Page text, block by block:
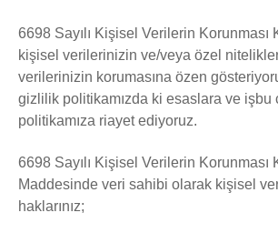
6698 Sayılı Kişisel Verilerin Korunması
kişisel verilerinizin ve/veya özel
verilerinizin korumasına özen
gizlilik politikamızda ki esaslara ve işbu
politikamıza riayet ediyoruz.
6698 Sayılı Kişisel Verilerin Korunması
Maddesinde veri sahibi olarak kişisel
haklarınız;